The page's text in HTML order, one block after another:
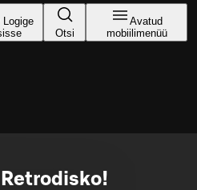
Logige
Otsi
Avatud
mobiilimenüü